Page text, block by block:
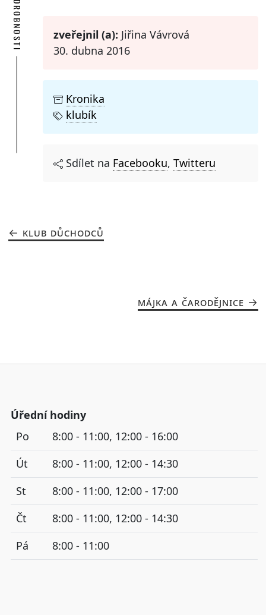
PODROBNOSTI zveřejnil (a): Jiřina Vávrová
30. dubna 2016
Kronika
klubík
Sdílet na Facebooku, Twitteru
KLUB DŮCHODCŮ
MÁJKA A ČARODĚJNICE
Úřední hodiny
Po
8:00 - 11:00, 12:00 - 16:00
Út
8:00 - 11:00, 12:00 - 14:30
St
8:00 - 11:00, 12:00 - 17:00
Čt
8:00 - 11:00, 12:00 - 14:30
Pá
8:00 - 11:00